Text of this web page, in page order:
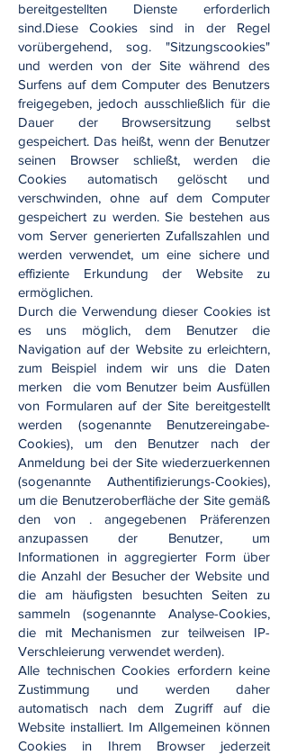
bereitgestellten Dienste erforderlich
sind.Diese Cookies sind in der Regel
vorübergehend, sog. "Sitzungscookies"
und werden von der Site während des
Surfens auf dem Computer des Benutzers
freigegeben, jedoch ausschließlich für die
Dauer der Browsersitzung selbst
gespeichert. Das heißt, wenn der Benutzer
seinen Browser schließt, werden die
Cookies automatisch gelöscht und
verschwinden, ohne auf dem Computer
gespeichert zu werden. Sie bestehen aus
vom Server generierten Zufallszahlen und
werden verwendet, um eine sichere und
effiziente Erkundung der Website zu
ermöglichen.
Durch die Verwendung dieser Cookies ist
es uns möglich, dem Benutzer die
Navigation auf der Website zu erleichtern,
zum Beispiel indem wir uns die Daten
merken die vom Benutzer beim Ausfüllen
von Formularen auf der Site bereitgestellt
werden (sogenannte Benutzereingabe-
Cookies), um den Benutzer nach der
Anmeldung bei der Site wiederzuerkennen
(sogenannte Authentifizierungs-Cookies),
um die Benutzeroberfläche der Site gemäß
den von . angegebenen Präferenzen
anzupassen der Benutzer, um
Informationen in aggregierter Form über
die Anzahl der Besucher der Website und
die am häufigsten besuchten Seiten zu
sammeln (sogenannte Analyse-Cookies,
die mit Mechanismen zur teilweisen IP-
Verschleierung verwendet werden).
Alle technischen Cookies erfordern keine
Zustimmung und werden daher
automatisch nach dem Zugriff auf die
Website installiert. Im Allgemeinen können
Cookies in Ihrem Browser jederzeit